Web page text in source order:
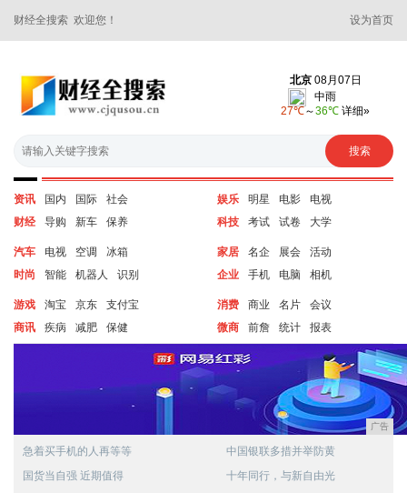
财经全搜索 欢迎您！ 设为首页
资讯 国内 国际
社会
财经
导购 新车 保养
娱乐 明星 电影
电视
科技
考试 试卷 大学
汽车 电视 空调
冰箱
时尚
智能 机器人 识别
家居 名企 展会
活动
企业
手机 电脑 相机
游戏 淘宝 京东
支付宝
商讯
疾病 减肥 保健
消费 商业 名片
会议
微商
前詹 统计 报表
广告
急着买手机的人再等等
国货当自强 近期值得
中国银联多措并举防黄
十年同行，与新自由光